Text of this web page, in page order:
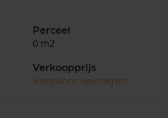
Perceel
0 m2
Verkoopprijs
Koopsom opvragen